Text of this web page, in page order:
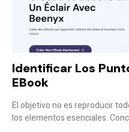
Identificar Los
EBook
El objetivo no es reproducir
los elementos esenciales.